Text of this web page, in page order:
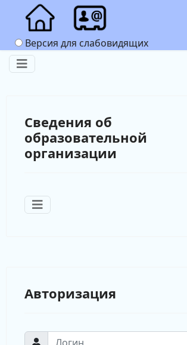
Версия для слабовидящих
Сведения об
образовательной
организации
Авторизация